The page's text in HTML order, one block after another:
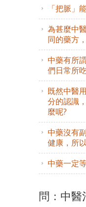
「把脈」
為甚麼中
同的藥方
中藥有所
們日常所
既然中醫
分的認識
麼呢?
中藥沒有
健康，所
中藥一定
問：中醫